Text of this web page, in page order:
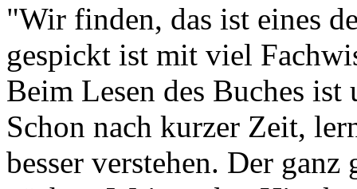
"Wir finden, das ist eines
gespickt ist mit viel
Beim Lesen des Buches
Schon nach kurzer Zeit,
besser verstehen. Der